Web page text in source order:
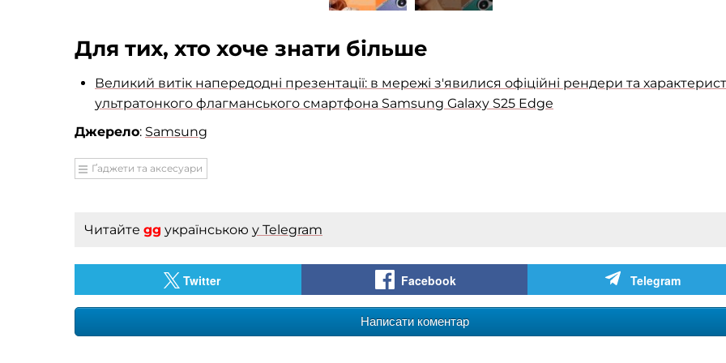
Для тих, хто хоче знати більше
Великий витік напередодні презентації: в мережі з'явилися офіційні рендери та
ультратонкого флагманського смартфона Samsung Galaxy S25 Edge
Джерело: Samsung
Ґаджети та аксесуари
Читайте gg українською у Telegram
Twitter Facebook Telegram
Написати коментар